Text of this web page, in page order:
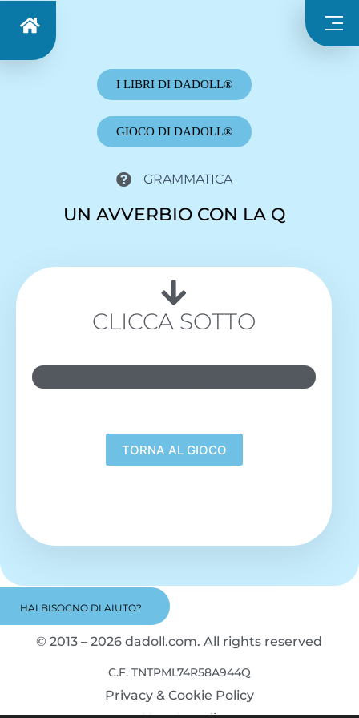
HAI BISOGNO DI AIUTO?
I LIBRI DI DADOLL®
GIOCO DI DADOLL®
GRAMMATICA
UN AVVERBIO CON LA Q
CLICCA SOTTO
© 2013 – 2026 dadoll.com. All rights reserved
C.F. TNTPML74R58A944Q
Privacy & Cookie Policy